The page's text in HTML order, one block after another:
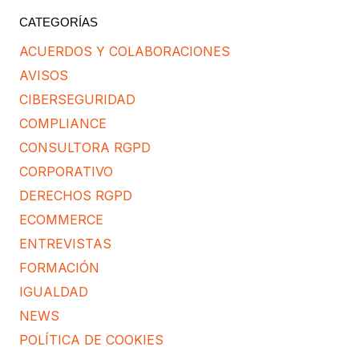
CATEGORÍAS
ACUERDOS Y COLABORACIONES
AVISOS
CIBERSEGURIDAD
COMPLIANCE
CONSULTORA RGPD
CORPORATIVO
DERECHOS RGPD
ECOMMERCE
ENTREVISTAS
FORMACIÓN
IGUALDAD
NEWS
POLÍTICA DE COOKIES